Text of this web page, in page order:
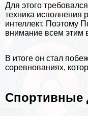
Для этого
техника исполнения
интеллект. Поэтому
внимание всем этим
В итоге он стал
соревнованиях,
Спортивные